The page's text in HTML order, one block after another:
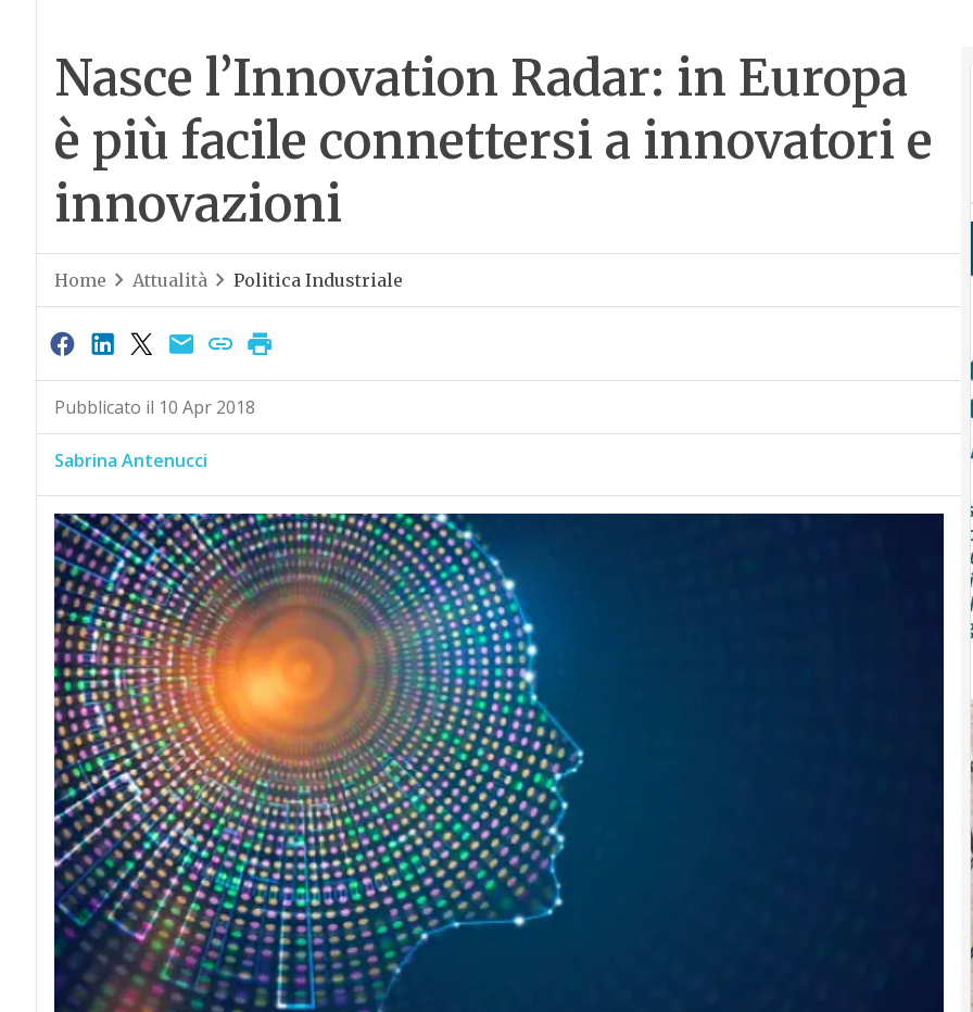
Nasce l’Innovation Radar: in Europa
è più facile connettersi a innovatori e
innovazioni
Home Attualità Politica Industriale
Pubblicato il 10 Apr 2018
Sabrina Antenucci